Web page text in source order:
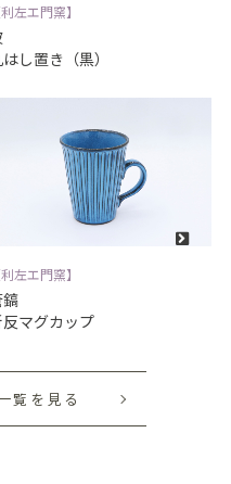
利左エ門窯】
し置き（黒）
利左エ門窯】
マグカップ
覧を見る